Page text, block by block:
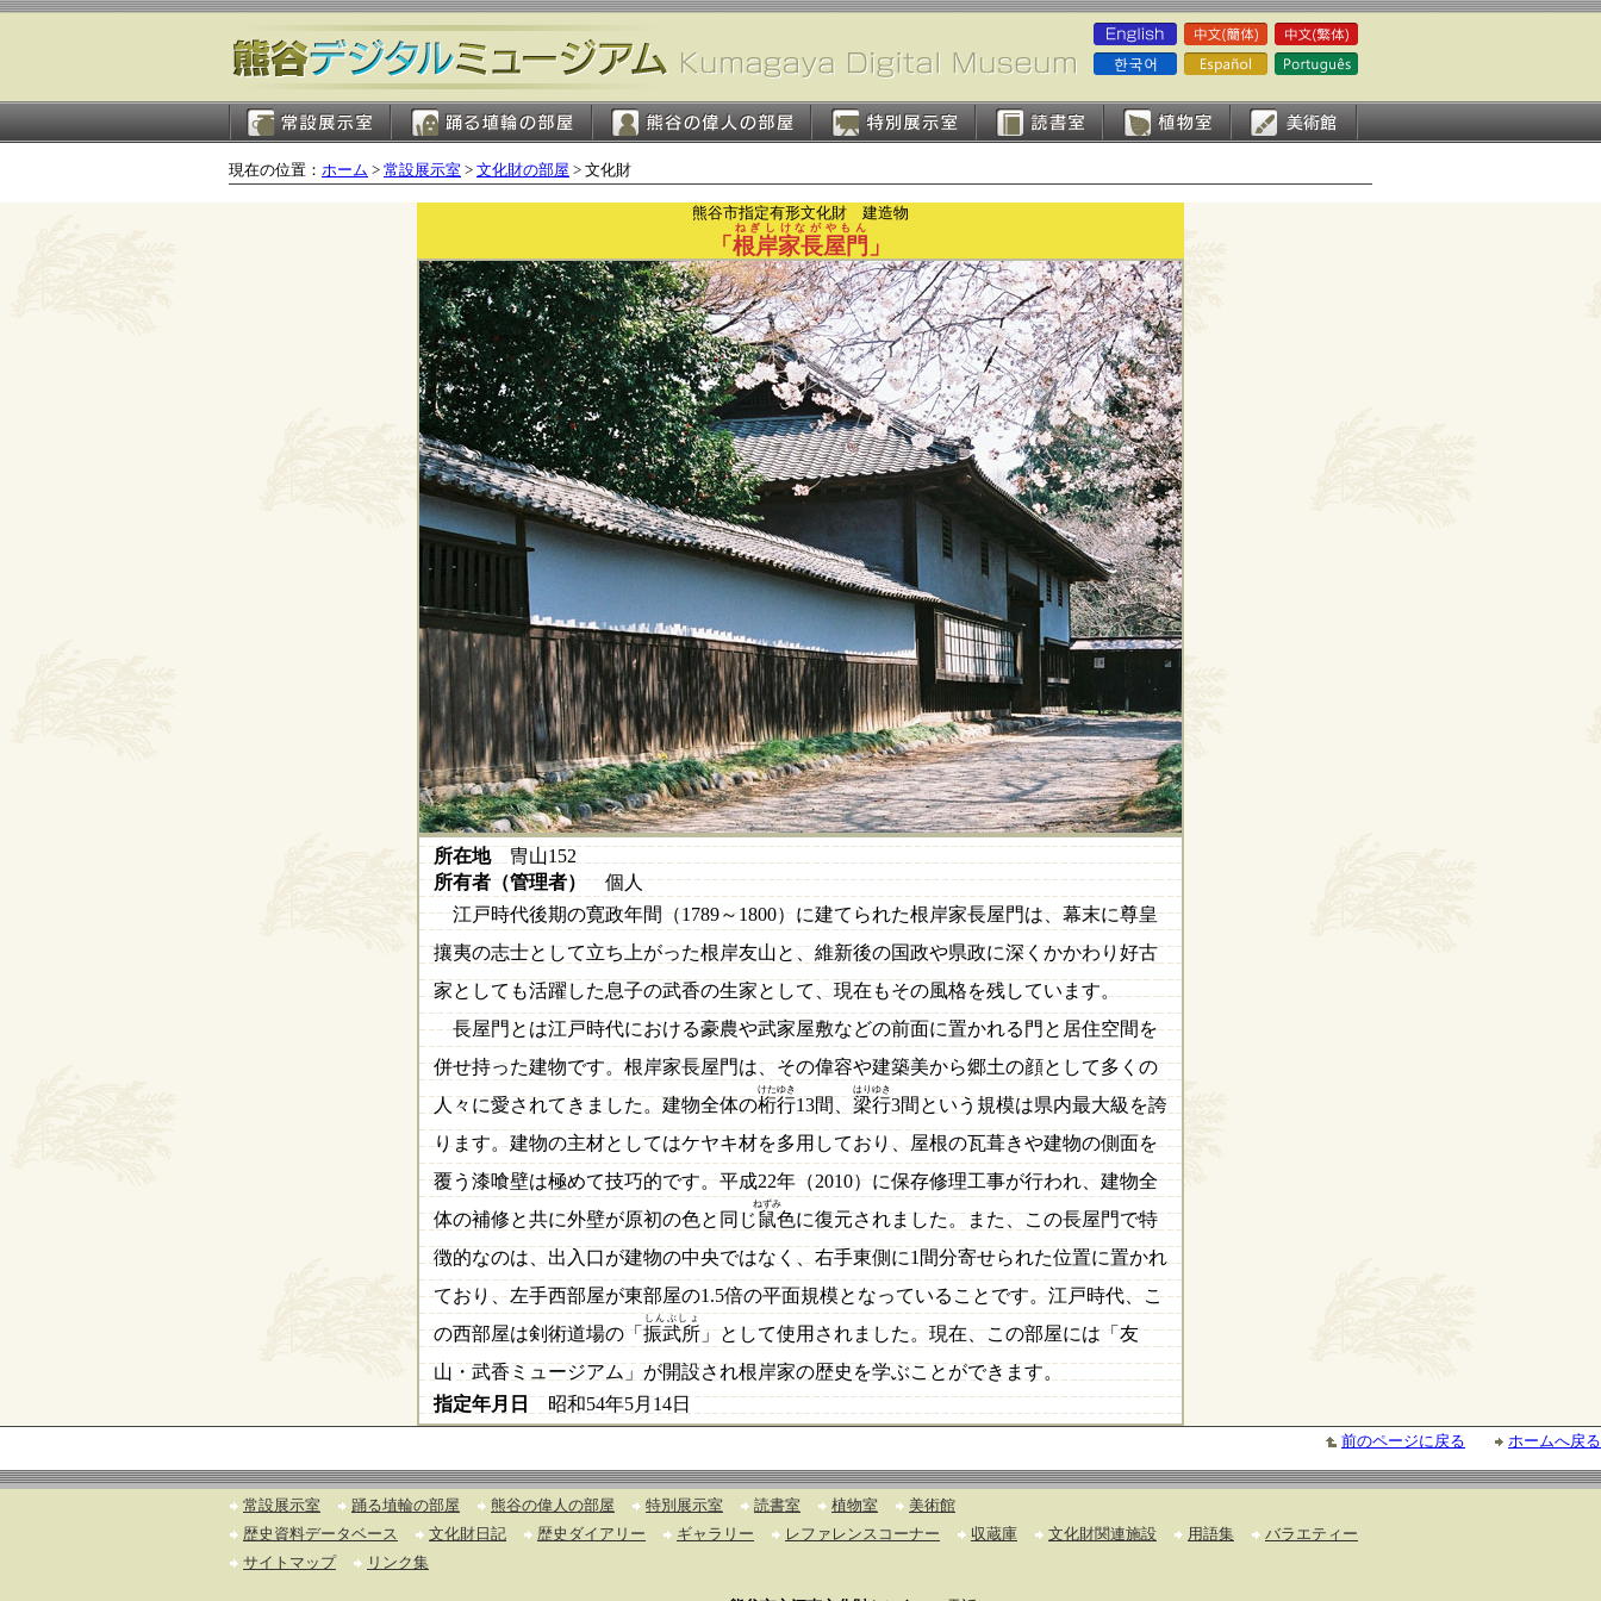
現在の位置： ホーム > 常設展示室 > 文化財の部屋 > 文化財
熊谷市指定有形文化財 建造物
「 根岸家長屋門
ねぎしけながやもん
」
所在地冑山152
所有者（管理者）個人
江戸時代後期の寛政年間（1789～1800）に建てられた根岸家長屋門は、幕末に尊皇
攘夷の志士として立ち上がった根岸友山と、維新後の国政や県政に深くかかわり好古
家としても活躍した息子の武香の生家として、現在もその風格を残しています。
長屋門とは江戸時代における豪農や武家屋敷などの前面に置かれる門と居住空間を
併せ持った建物です。根岸家長屋門は、その偉容や建築美から郷土の顔として多くの
人々に愛されてきました。建物全体の桁行
けたゆき
13間、 梁行
はりゆき
3間という規模は県内最大級を誇
ります。建物の主材としてはケヤキ材を多用しており、屋根の瓦葺きや建物の側面を
覆う漆喰壁は極めて技巧的です。平成22年（2010）に保存修理工事が行われ、建物全
体の補修と共に外壁が原初の色と同じ鼠
ねずみ
色に復元されました。また、この長屋門で特
徴的なのは、出入口が建物の中央ではなく、右手東側に1間分寄せられた位置に置かれ
ており、左手西部屋が東部屋の1.5倍の平面規模となっていることです。江戸時代、こ
の西部屋は剣術道場の「振武所
しんぶしょ
」として使用されました。現在、この部屋には「友
山・武香ミュージアム」が開設され根岸家の歴史を学ぶことができます。
指定年月日 昭和54年5月14日
前のページに戻る ホームへ戻る
常設展示室 踊る埴輪の部屋 熊谷の偉人の部屋 特別展示室 読書室 植物室
美術館
歴史資料データベース
文化財日記 歴史ダイアリー ギャラリー レファレンスコーナー 収蔵庫 文化財関連施設 用語集
バラエティー
サイトマップ
リンク集